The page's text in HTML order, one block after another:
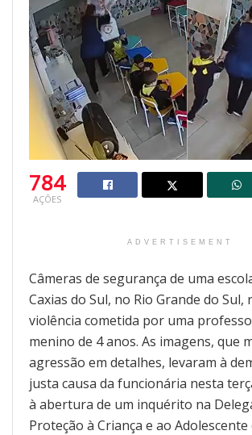
784
AÇÕES
ADVERTISEMENT
Câmeras de segurança de uma
Caxias do Sul, no Rio Grande do
violência cometida por uma
menino de 4 anos. As imagens, que
agressão em detalhes, levaram à
justa causa da funcionária nesta
à abertura de um inquérito na
Proteção à Criança e ao Adolescente